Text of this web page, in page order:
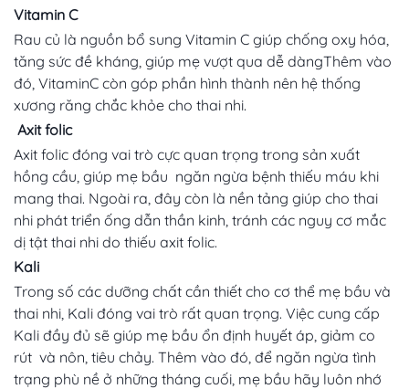
Vitamin C
Rau củ là nguồn bổ sung Vitamin C giúp chống oxy hóa,
tăng sức đề kháng, giúp mẹ vượt qua dễ dàngThêm vào
đó, VitaminC còn góp phần hình thành nên hệ thống
xương răng chắc khỏe cho thai nhi.
Axit folic
Axit folic đóng vai trò cực quan trọng trong sản xuất
hồng cầu, giúp mẹ bầu ngăn ngừa bệnh thiếu máu khi
mang thai. Ngoài ra, đây còn là nền tảng giúp cho thai
nhi phát triển ống dẫn thần kinh, tránh các nguy cơ mắc
dị tật thai nhi do thiếu axit folic.
Kali
Trong số các dưỡng chất cần thiết cho cơ thể mẹ bầu và
thai nhi, Kali đóng vai trò rất quan trọng. Việc cung cấp
Kali đầy đủ sẽ giúp mẹ bầu ổn định huyết áp, giảm co
rút và nôn, tiêu chảy. Thêm vào đó, để ngăn ngừa tình
trạng phù nề ở những tháng cuối, mẹ bầu hãy luôn nhớ